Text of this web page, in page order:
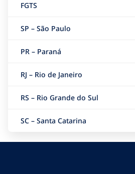
FGTS
SP – São Paulo
PR – Paraná
RJ – Rio de Janeiro
RS – Rio Grande do Sul
SC – Santa Catarina